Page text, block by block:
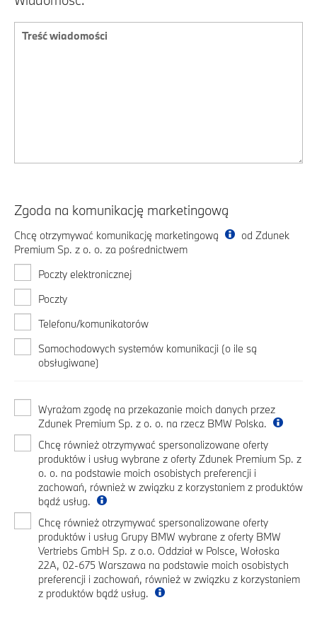
Zgoda na komunikację marketingową
Chcę otrzymywać komunikację marketingową
od Zdunek
Premium Sp. z o. o. za pośrednictwem
Poczty elektronicznej
Poczty
Telefonu/komunikatorów
Samochodowych systemów komunikacji (o ile są
obsługiwane)
Wyrażam zgodę na przekazanie moich danych przez
Zdunek Premium Sp. z o. o. na rzecz BMW Polska.
Chcę również otrzymywać spersonalizowane oferty
produktów i usług wybrane z oferty Zdunek Premium Sp. z
o. o. na podstawie moich osobistych preferencji i
zachowań, również w związku z korzystaniem z produktów
bądź usług.
Chcę również otrzymywać spersonalizowane oferty
produktów i usług Grupy BMW wybrane z oferty BMW
Vertriebs GmbH Sp. z o.o. Oddział w Polsce, Wołoska
22A, 02-675 Warszawa na podstawie moich osobistych
preferencji i zachowań, również w związku z korzystaniem
z produktów bądź usług.